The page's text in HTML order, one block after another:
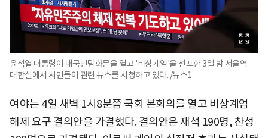
윤석열 대통령이 대국민담화문을 열고 '비상계엄'을 선포한 3일 밤 서울역
대합실에서 시민들이 관련 뉴스를 시청하고 있다. /뉴스1
여야는 4일 새벽 1시8분쯤 국회 본회의를 열고 비상계엄
해제 요구 결의안을 가결했다. 결의안은 재석 190명, 찬성